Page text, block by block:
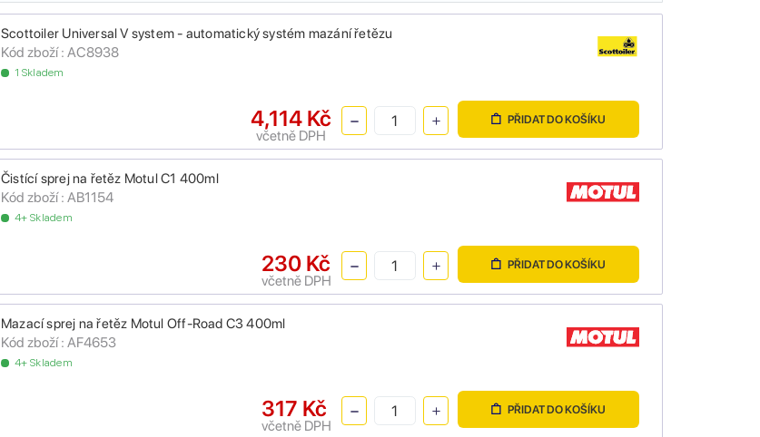
Scottoiler Universal V system - automatický systém mazání řetězu
Kód zboží : AC8938
1 Skladem
4,114 Kč
včetně DPH
PŘIDAT DO KOŠÍKU
Čistící sprej na řetěz Motul C1 400ml
Kód zboží : AB1154
4+ Skladem
230 Kč
včetně DPH
PŘIDAT DO KOŠÍKU
Mazací sprej na řetěz Motul Off-Road C3 400ml
Kód zboží : AF4653
4+ Skladem
317 Kč
včetně DPH
PŘIDAT DO KOŠÍKU